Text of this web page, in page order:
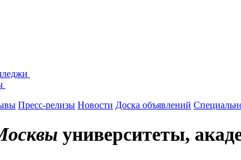
Пресс-релизы Новости Доска объявлений
университеты,